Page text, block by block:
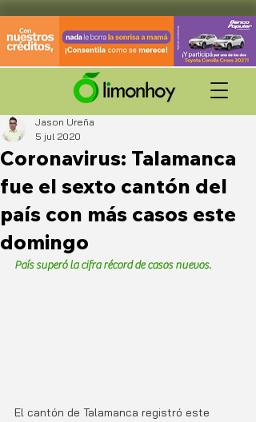
Coronavirus: Talamanca
fue el sexto cantón del
país con más casos este
domingo
Jason Ureña
5 jul 2020
País superó la cifra récord de casos nuevos.
El cantón de Talamanca registró este